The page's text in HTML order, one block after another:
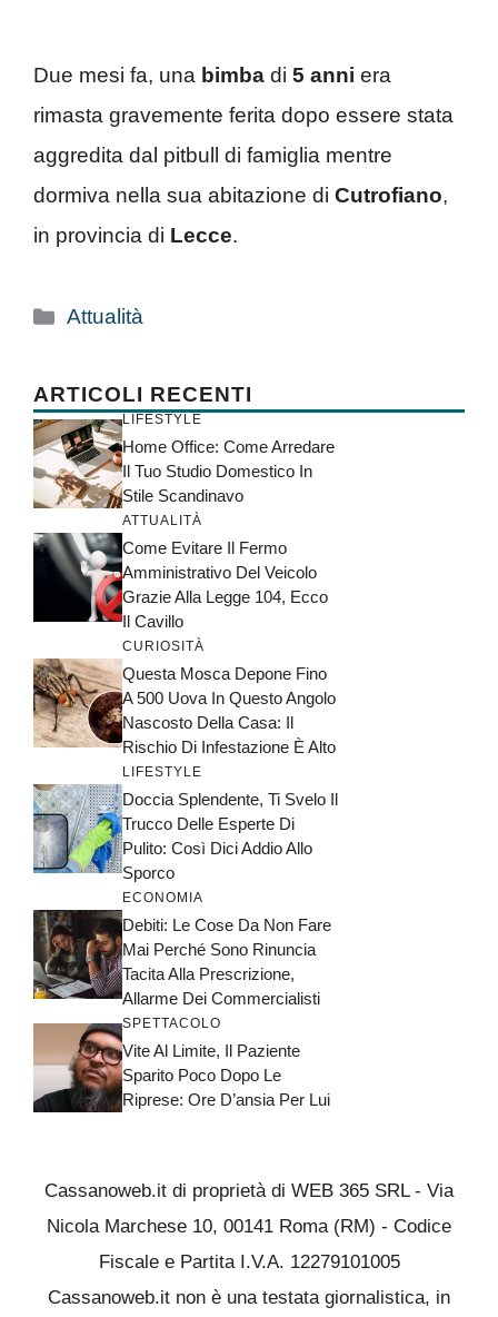
Due mesi fa, una bimba di 5 anni era
rimasta gravemente ferita dopo essere stata
aggredita dal pitbull di famiglia mentre
dormiva nella sua abitazione di Cutrofiano,
in provincia di Lecce.
Categorie
Attualità
ARTICOLI RECENTI
LIFESTYLE
Home Office: Come Arredare
Il Tuo Studio Domestico In
Stile Scandinavo
ATTUALITÀ
Come Evitare Il Fermo
Amministrativo Del Veicolo
Grazie Alla Legge 104, Ecco
Il Cavillo
CURIOSITÀ
Questa Mosca Depone Fino
A 500 Uova In Questo Angolo
Nascosto Della Casa: Il
Rischio Di Infestazione È Alto
LIFESTYLE
Doccia Splendente, Ti Svelo Il
Trucco Delle Esperte Di
Pulito: Così Dici Addio Allo
Sporco
ECONOMIA
Debiti: Le Cose Da Non Fare
Mai Perché Sono Rinuncia
Tacita Alla Prescrizione,
Allarme Dei Commercialisti
SPETTACOLO
Vite Al Limite, Il Paziente
Sparito Poco Dopo Le
Riprese: Ore D’ansia Per Lui
Cassanoweb.it di proprietà di WEB 365 SRL - Via
Nicola Marchese 10, 00141 Roma (RM) - Codice
Fiscale e Partita I.V.A. 12279101005
Cassanoweb.it non è una testata giornalistica, in